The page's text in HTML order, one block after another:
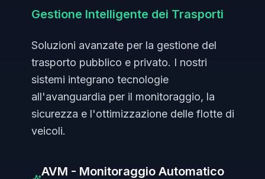
Gestione Intelligente dei Trasporti
Soluzioni avanzate per la gestione del
trasporto pubblico e privato. I nostri
sistemi integrano tecnologie
all'avanguardia per il monitoraggio, la
sicurezza e l'ottimizzazione delle flotte di
veicoli.
AVM - Monitoraggio Automatico